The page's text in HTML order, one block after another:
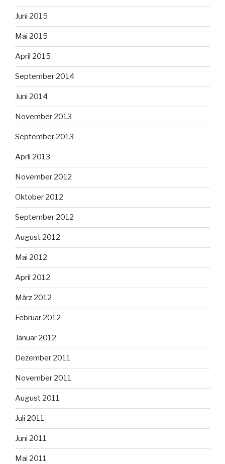
Juni 2015
Mai 2015
April 2015
September 2014
Juni 2014
November 2013
September 2013
April 2013
November 2012
Oktober 2012
September 2012
August 2012
Mai 2012
April 2012
März 2012
Februar 2012
Januar 2012
Dezember 2011
November 2011
August 2011
Juli 2011
Juni 2011
Mai 2011